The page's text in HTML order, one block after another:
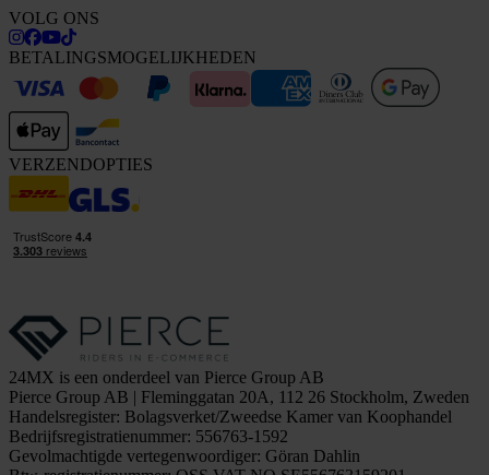
VOLG ONS
BETALINGSMOGELIJKHEDEN
VERZENDOPTIES
24MX is een onderdeel van Pierce Group AB
Pierce Group AB | Fleminggatan 20A, 112 26 Stockholm, Zweden
Handelsregister: Bolagsverket/Zweedse Kamer van Koophandel
Bedrijfsregistratienummer: 556763-1592
Gevolmachtigde vertegenwoordiger: Göran Dahlin